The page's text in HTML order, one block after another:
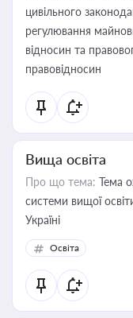
цивільного
регулювання
відносин та
правовідносин
Вища освіта
Про що тема: Тема
системи вищої
Україні
Освіта